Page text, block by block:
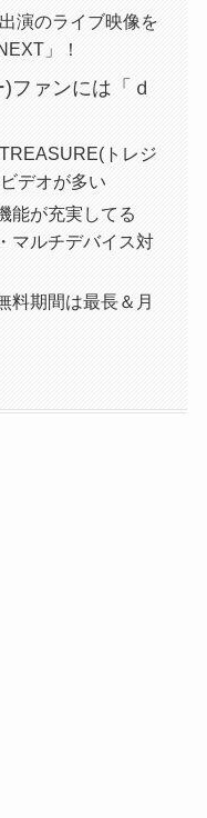
演のライブ映像を
」！
ファンには「ｄ
トレジ
デオが多い
能が充実してる
マルチデバイス対
料期間は最長＆月